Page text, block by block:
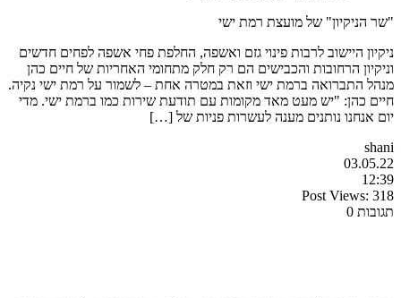
"שר הניקיון" של מועצת רמת ישי
ניקיון היישוב לרבות פינוי גזם ואשפה, החלפת פחי אשפה לפחים חדשים
וניקיון הרחובות והכבישים הם רק חלק מתחומי האחריות של חיים כהן
מנהל התברואה ברמת ישי וזאת במטרה אחת – לשמור על רמת ישי נקיה.
חיים כהן: "יש מעט מאד מקומות עם תודעת שירות כמו ברמת ישי. מדי
יום אנחנו נותנים מענה לעשרות פניות של […]
shani
03.05.22
12:39
Post Views: 318
תגובות 0